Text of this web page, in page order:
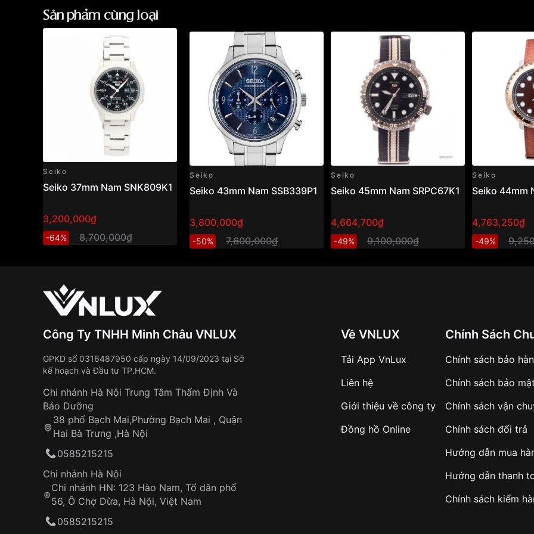
Sản phẩm cùng loại
Seiko
Seiko 37mm Nam SNK809K1
3,200,000₫
-64% 8,700,000₫
Seiko
Seiko 43mm Nam SSB339P1
3,800,000₫
-50% 7,600,000₫
Seiko
Seiko 45mm Nam SRPC67K1
4,664,700₫
-49% 9,100,000₫
Seiko
Seiko 44mm
4,763,250₫
-49%
Công Ty TNHH Minh Châu VNLUX
GPKD số 0316487950 cấp ngày 14/09/2023 tại Sở
kế hoạch và Đầu tư TP.HCM.
Chi nhánh Hà Nội Trung Tâm Thẩm Định Và
Bảo Dưỡng
38 phố Bạch Mai,Phường Bạch Mai , Quận
Hai Bà Trưng ,Hà Nội
0585215215
Chi nhánh Hà Nội
Chi nhánh HN: 123 Hào Nam, Tổ dân phố
56, Ô Chợ Dừa, Hà Nội, Việt Nam
0585215215
Về VNLUX
Tải App VnLux
Liên hệ
Giới thiệu về công ty
Đồng hồ Online
Chính Sách
Chính sách bảo
Chính sách bảo mật
Chính sách vận
Chính sách đổi trả
Hướng dẫn mua
Hướng dẫn thanh
Chính sách kiểm